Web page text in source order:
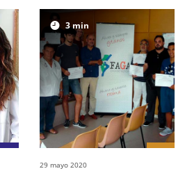
3min
29 mayo 2020